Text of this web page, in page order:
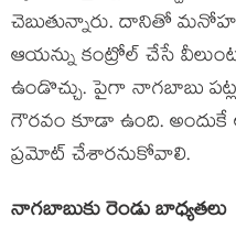
చెబుతున్నారు. దానితో
ఆయన్ను కంట్రోల్ చేసే
ఉండొచ్చు. పైగా నాగబాబు పట్ల
గౌరవం కూడా ఉంది. అందుకే
ప్రమోట్ చేశారనుకోవాలి.
నాగబాబుకు రెండు బాధ్యతలు